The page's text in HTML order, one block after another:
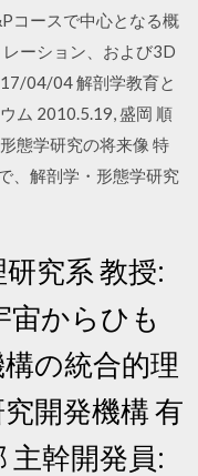
コースで中心となる概
ーション、および3D
04/04 解剖学教育と
ム 2010.5.19, 盛岡 順
態学研究の将来像 特
、解剖学・形態学研究
究系 教授:
宙からひも
の統合的理
開発機構 有
主幹開発員: